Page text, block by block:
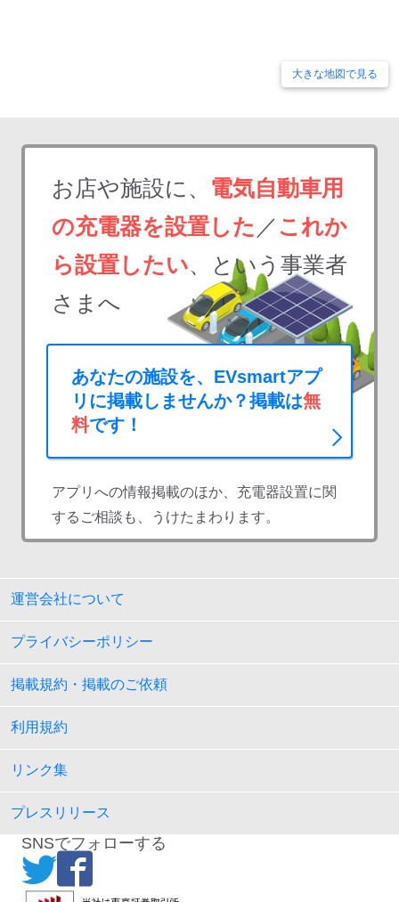
大きな地図で見る
お店や施設に、 電気自動車用
の充電器を設置した ／ これか
ら設置したい、という事業者
さまへ
あなたの施設を、EVsmartアプ
リに掲載しませんか？掲載は無
料です！
アプリへの情報掲載のほか、充電器設置に関
するご相談も、うけたまわります。
運営会社について
プライバシーポリシー
掲載規約・掲載のご依頼
利用規約
リンク集
プレスリリース
SNSでフォローする